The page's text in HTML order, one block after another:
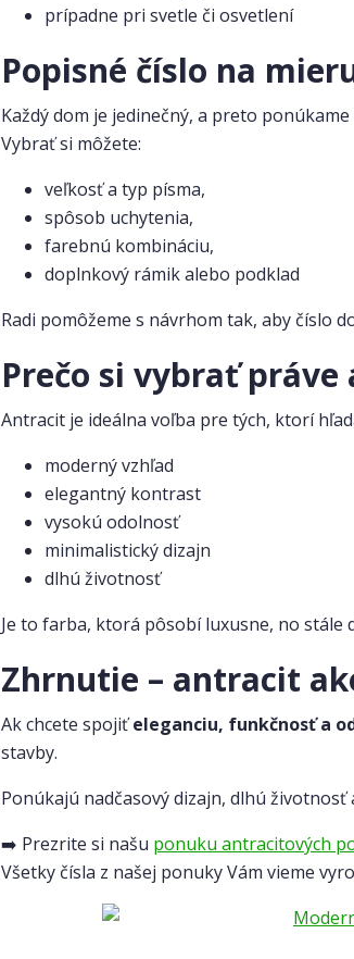
prípadne pri svetle či osvetlení
Popisné číslo na
Každý dom je jedinečný, a preto
Vybrať si môžete:
veľkosť a typ písma,
spôsob uchytenia,
farebnú kombináciu,
doplnkový rámik alebo podklad
Radi pomôžeme s návrhom tak, aby číslo
Prečo si vybrať
Antracit je ideálna voľba pre tých, ktorí
moderný vzhľad
elegantný kontrast
vysokú odolnosť
minimalistický dizajn
dlhú životnosť
Je to farba, ktorá pôsobí luxusne, no stále
Zhrnutie – antracit
Ak chcete spojiťeleganciu, funkčnosť a
stavby.
Ponúkajú nadčasový dizajn, dlhú
➡️ Prezrite si našu ponuku antracitových
Všetky čísla z našej ponuky Vám vieme